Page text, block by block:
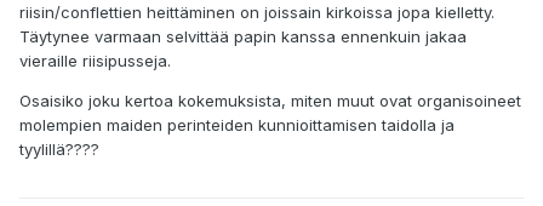
riisin/conflettien heittäminen on joissain kirkoissa jopa kielletty.
Täytynee varmaan selvittää papin kanssa ennenkuin jakaa
vieraille riisipusseja.
Osaisiko joku kertoa kokemuksista, miten muut ovat organisoineet
molempien maiden perinteiden kunnioittamisen taidolla ja
tyylillä????